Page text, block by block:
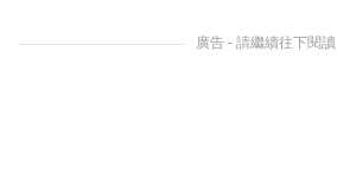
廣告 - 請繼續往下閱讀